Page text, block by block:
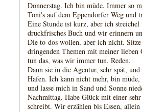
Donnerstag. Ich bin müde. Immer so
Toni's auf dem Eppendorfer Weg und
Eine Stunde ist kurz, aber ich
druckfrisches Buch und wir erinnern
Die to-dos wollen, aber ich nicht. Sitze
dringenden Themen mit meiner
tun das, was wir immer tun. Reden.
Dann sie in die Agentur, sehr spät,
Hafen. Ich kann nicht mehr, bin
und lasse mich in Sand und Sonne
Nachmittag. Habe Glück mit einer
schreibt. Wir erzählen bis Essen,